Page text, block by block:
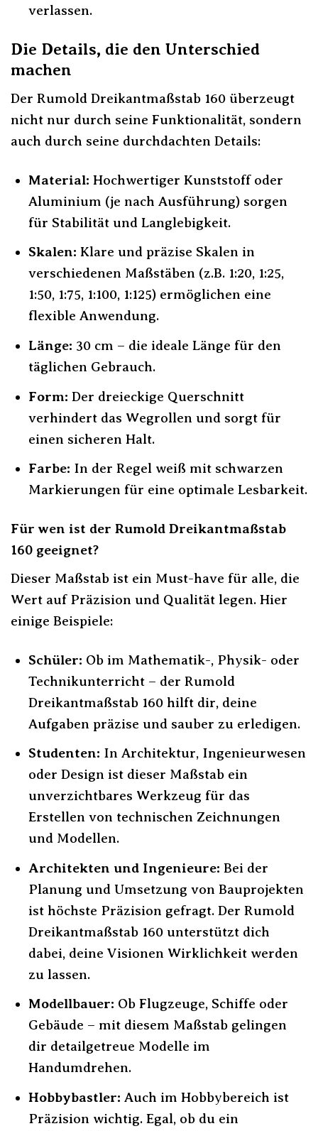
verlassen.
Die Details, die den Unterschied
machen
Der Rumold Dreikantmaßstab 160 überzeugt
nicht nur durch seine Funktionalität, sondern
auch durch seine durchdachten Details:
Material: Hochwertiger Kunststoff oder
Aluminium (je nach Ausführung) sorgen
für Stabilität und Langlebigkeit.
Skalen: Klare und präzise Skalen in
verschiedenen Maßstäben (z.B. 1:20, 1:25,
1:50, 1:75, 1:100, 1:125) ermöglichen eine
flexible Anwendung.
Länge: 30 cm – die ideale Länge für den
täglichen Gebrauch.
Form: Der dreieckige Querschnitt
verhindert das Wegrollen und sorgt für
einen sicheren Halt.
Farbe: In der Regel weiß mit schwarzen
Markierungen für eine optimale Lesbarkeit.
Für wen ist der Rumold Dreikantmaßstab
160 geeignet?
Dieser Maßstab ist ein Must-have für alle, die
Wert auf Präzision und Qualität legen. Hier
einige Beispiele:
Schüler: Ob im Mathematik-, Physik- oder
Technikunterricht – der Rumold
Dreikantmaßstab 160 hilft dir, deine
Aufgaben präzise und sauber zu erledigen.
Studenten: In Architektur, Ingenieurwesen
oder Design ist dieser Maßstab ein
unverzichtbares Werkzeug für das
Erstellen von technischen Zeichnungen
und Modellen.
Architekten und Ingenieure: Bei der
Planung und Umsetzung von Bauprojekten
ist höchste Präzision gefragt. Der Rumold
Dreikantmaßstab 160 unterstützt dich
dabei, deine Visionen Wirklichkeit werden
zu lassen.
Modellbauer: Ob Flugzeuge, Schiffe oder
Gebäude – mit diesem Maßstab gelingen
dir detailgetreue Modelle im
Handumdrehen.
Hobbybastler: Auch im Hobbybereich ist
Präzision wichtig. Egal, ob du ein